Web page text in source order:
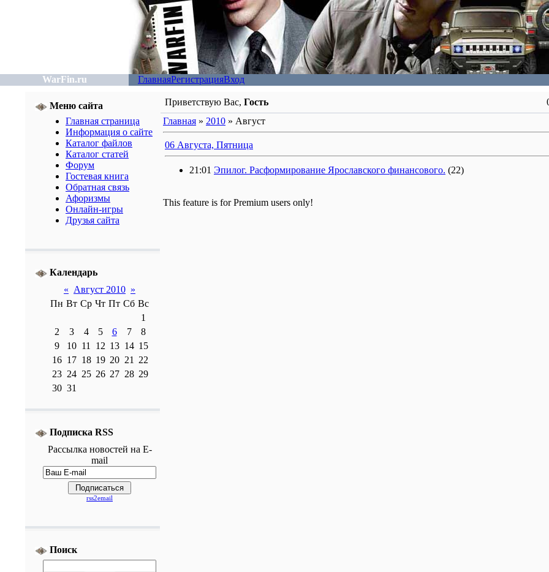
WarFin.ru ГлавнаяРегистрацияВход
Меню сайта
Главная страница
Информация о сайте
Каталог файлов
Каталог статей
Форум
Гостевая книга
Обратная связь
Афоризмы
Онлайн-игры
Друзья сайта
Календарь
« Август 2010 »
Пн Вт Ср Чт Пт Сб Вс
1
2
3 4 5 6 7
8
9
10 11 12 13 14 15
16 17 18 19 20 21
22
23 24 25 26 27 28 29
30 31
Подписка RSS
Рассылка новостей на E-
mail
rss2email
Поиск
Приветствую Вас, Гость
Главная » 2010 » Август
06 Августа, Пятница
21:01 Эпилог. Расформирование Ярославского финансового. (22)
This feature is for Premium users only!